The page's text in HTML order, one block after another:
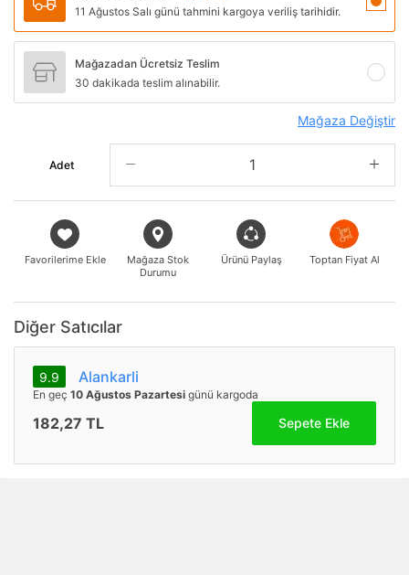
11 Ağustos Salı günü tahmini kargoya veriliş tarihidir.
Mağazadan Ücretsiz Teslim
30 dakikada teslim alınabilir.
Mağaza Değiştir
Adet
Favorilerime Ekle
Mağaza Stok
Durumu
Ürünü Paylaş Toptan Fiyat Al
Diğer Satıcılar
9.9 Alankarli
En geç 10 Ağustos Pazartesi günü kargoda
182,27 TL Sepete Ekle